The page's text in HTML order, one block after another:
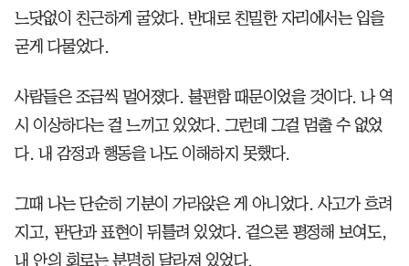
느닷없이 친근하게 굴었다. 반대로 친밀한 자리에서는 입을
굳게 다물었다.
사람들은 조금씩 멀어졌다. 불편함 때문이었을 것이다. 나 역
시 이상하다는 걸 느끼고 있었다. 그런데 그걸 멈출 수 없었
다. 내 감정과 행동을 나도 이해하지 못했다.
그때 나는 단순히 기분이 가라앉은 게 아니었다. 사고가 흐려
지고, 판단과 표현이 뒤틀려 있었다. 겉으론 평정해 보여도,
내 안의 회로는 분명히 달라져 있었다.